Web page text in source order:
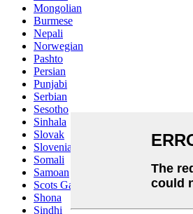
Mongolian
Burmese
Nepali
Norwegian
Pashto
Persian
Punjabi
Serbian
Sesotho
Sinhala
Slovak
Slovenian
Somali
Samoan
Scots Gaelic
Shona
Sindhi